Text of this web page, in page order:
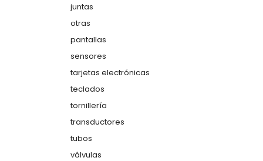
juntas
otras
pantallas
sensores
tarjetas electrónicas
teclados
tornillería
transductores
tubos
válvulas